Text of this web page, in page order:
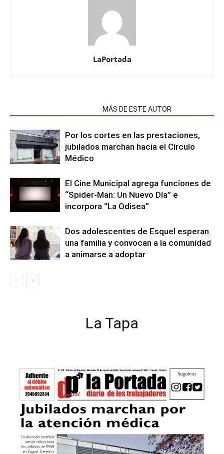
LaPortada
MÁS DE ESTE AUTOR
Por los cortes en las prestaciones,
jubilados marchan hacia el Círculo
Médico
El Cine Municipal agrega funciones de
“Spider-Man: Un Nuevo Día” e
incorpora “La Odisea”
Dos adolescentes de Esquel esperan
una familia y convocan a la comunidad
a animarse a adoptar
La Tapa